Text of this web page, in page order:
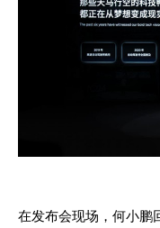
在发布会现场，何小鹏